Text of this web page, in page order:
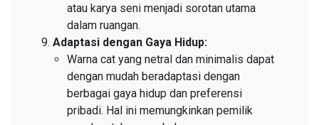
atau karya seni menjadi sorotan utama
dalam ruangan.
Adaptasi dengan Gaya Hidup:
Warna cat yang netral dan minimalis dapat
dengan mudah beradaptasi dengan
berbagai gaya hidup dan preferensi
pribadi. Hal ini memungkinkan pemilik